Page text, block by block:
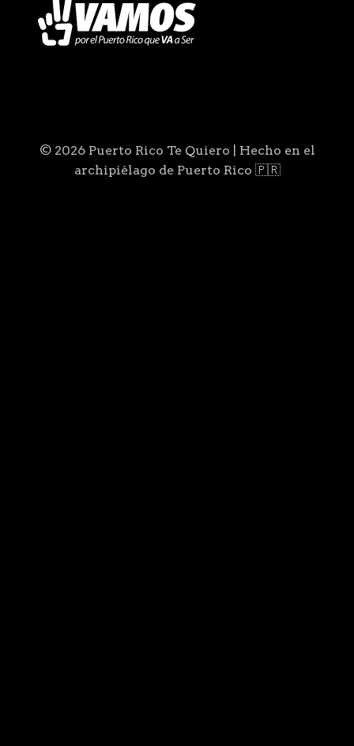
© 2026 Puerto Rico Te Quiero | Hecho en el
archipiélago de Puerto Rico 🇵🇷